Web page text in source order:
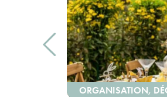
ORGANISATION,